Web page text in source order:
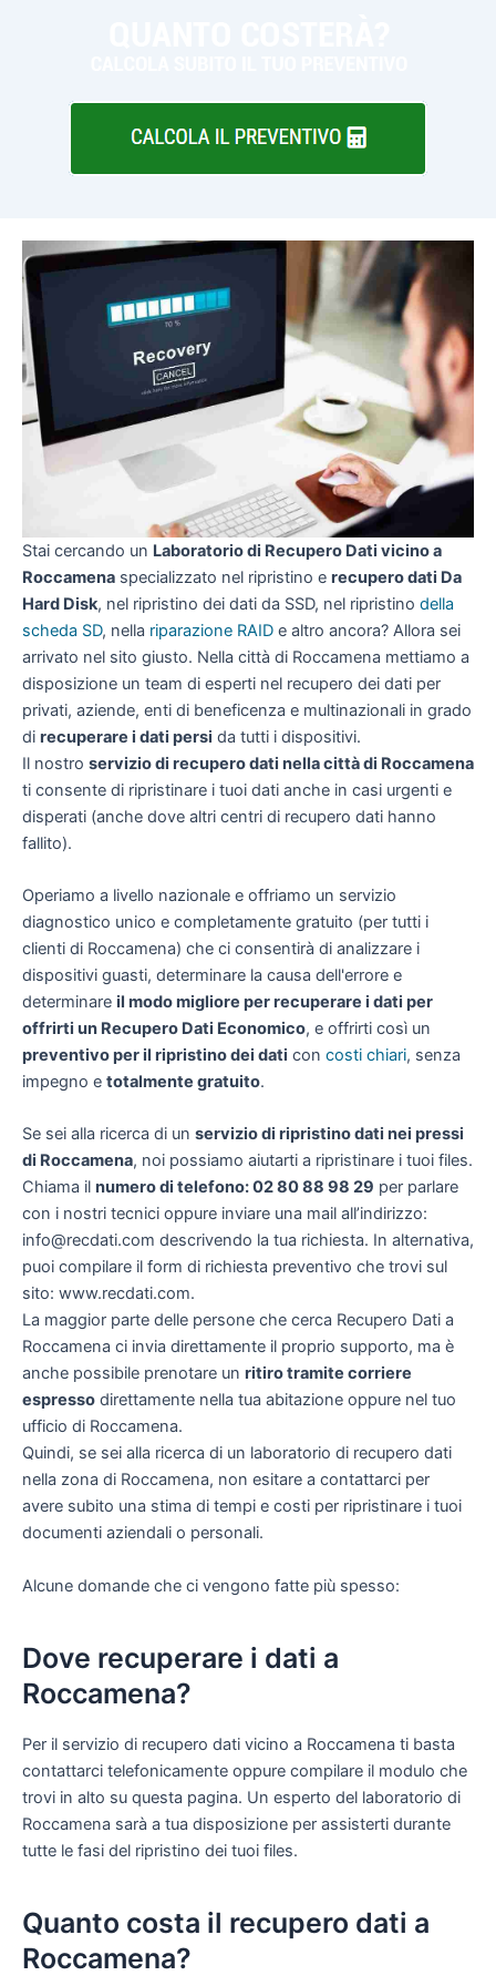
Stai cercando un Laboratorio di Recupero Dati vicino a
Roccamena specializzato nel ripristino e recupero dati Da
Hard Disk, nel ripristino dei dati da SSD, nel ripristino della
scheda SD, nella riparazione RAID e altro ancora? Allora sei
arrivato nel sito giusto. Nella città di Roccamena mettiamo a
disposizione un team di esperti nel recupero dei dati per
privati, aziende, enti di beneficenza e multinazionali in grado
di recuperare i dati persi da tutti i dispositivi.
Il nostro servizio di recupero dati nella città di Roccamena
ti consente di ripristinare i tuoi dati anche in casi urgenti e
disperati (anche dove altri centri di recupero dati hanno
fallito).
Operiamo a livello nazionale e offriamo un servizio
diagnostico unico e completamente gratuito (per tutti i
clienti di Roccamena) che ci consentirà di analizzare i
dispositivi guasti, determinare la causa dell'errore e
determinare il modo migliore per recuperare i dati per
offrirti un Recupero Dati Economico, e offrirti così un
preventivo per il ripristino dei dati con costi chiari, senza
impegno e totalmente gratuito.
Se sei alla ricerca di un servizio di ripristino dati nei pressi
di Roccamena, noi possiamo aiutarti a ripristinare i tuoi files.
Chiama il numero di telefono: 02 80 88 98 29 per parlare
con i nostri tecnici oppure inviare una mail all’indirizzo:
info@recdati.com descrivendo la tua richiesta. In alternativa,
puoi compilare il form di richiesta preventivo che trovi sul
sito: www.recdati.com.
La maggior parte delle persone che cerca Recupero Dati a
Roccamena ci invia direttamente il proprio supporto, ma è
anche possibile prenotare un ritiro tramite corriere
espresso direttamente nella tua abitazione oppure nel tuo
ufficio di Roccamena.
Quindi, se sei alla ricerca di un laboratorio di recupero dati
nella zona di Roccamena, non esitare a contattarci per
avere subito una stima di tempi e costi per ripristinare i tuoi
documenti aziendali o personali.
Alcune domande che ci vengono fatte più spesso:
Dove recuperare i dati a
Roccamena?
Per il servizio di recupero dati vicino a Roccamena ti basta
contattarci telefonicamente oppure compilare il modulo che
trovi in alto su questa pagina. Un esperto del laboratorio di
Roccamena sarà a tua disposizione per assisterti durante
tutte le fasi del ripristino dei tuoi files.
Quanto costa il recupero dati a
Roccamena?